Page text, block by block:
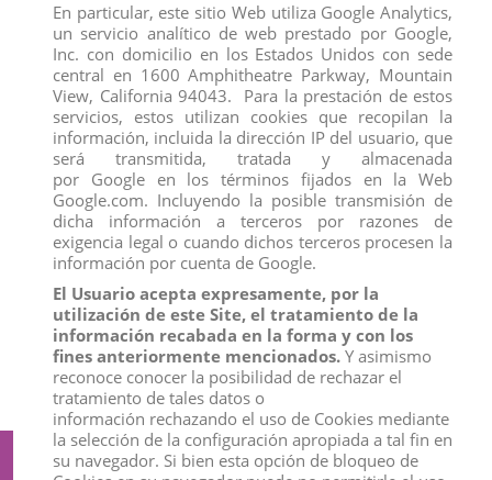
10101 TORO BRAVO NEGRO ZAINO
EMVISTIENDO DEQUBE
View
CRIA DE OSO PANDA JUGANDO
View
Suscríbete a nuestro boletín
En particular, este sitio Web utiliza Google Analytics,
un servicio analítico de web prestado por Google,
Inc. con domicilio en los Estados Unidos con sede
central en 1600 Amphitheatre Parkway, Mountain
View, California 94043. Para la prestación de estos
servicios, estos utilizan cookies que recopilan la
información, incluida la dirección IP del usuario, que
será transmitida, tratada y almacenada
por Google en los términos fijados en la Web
Google.com. Incluyendo la posible transmisión de
dicha información a terceros por razones de
exigencia legal o cuando dichos terceros procesen la
información por cuenta de Google.
El Usuario acepta expresamente, por la
utilización de este Site, el tratamiento de la
información recabada en la forma y con los
fines anteriormente mencionados. Y asimismo
reconoce conocer la posibilidad de rechazar el
tratamiento de tales datos o
información rechazando el uso de Cookies mediante
la selección de la configuración apropiada a tal fin en
su navegador. Si bien esta opción de bloqueo de